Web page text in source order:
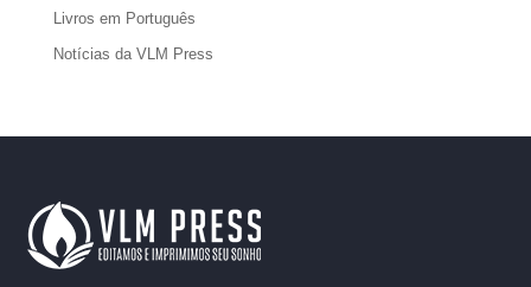
Livros em Português
Notícias da VLM Press